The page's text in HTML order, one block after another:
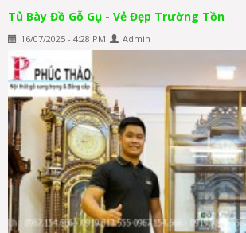
Tủ Bày Đồ Gỗ Gụ - Vẻ Đẹp Trường Tồn
16/07/2025 - 4:28 PM Admin